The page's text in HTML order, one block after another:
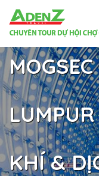
KHÍ &